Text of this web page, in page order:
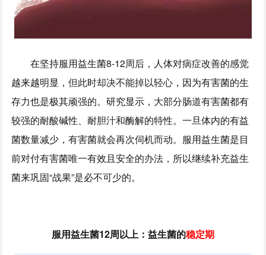
在坚持服用益生菌8-12周后，人体对病症改善的感觉
越来越明显，但此时却决不能掉以轻心，因为有害菌的生
存力也是极其顽强的。研究显示，大部分肠道有害菌都有
较强的耐酸碱性、耐胆汁和酶解的特性。一旦体内的有益
菌数量减少，有害菌就会再次伺机而动。服用益生菌是目
前对付有害菌唯一有效且安全的办法，所以继续补充益生
菌来巩固“战果”是必不可少的。
服用益生菌12周以上：益生菌的稳定期